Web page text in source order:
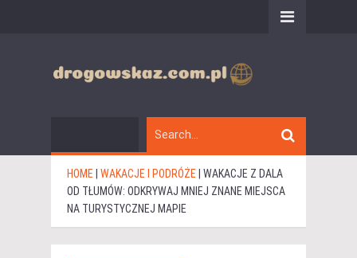
HOME WAKACJE I PODRÓŻE
WAKACJE Z DALA
OD TŁUMÓW: ODKRYWAJ MNIEJ ZNANE MIEJSCA
NA TURYSTYCZNEJ MAPIE